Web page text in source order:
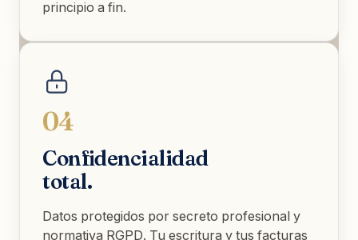
principio a fin.
04
Confidencialidad
total.
Datos protegidos por secreto profesional y
normativa RGPD. Tu escritura y tus facturas